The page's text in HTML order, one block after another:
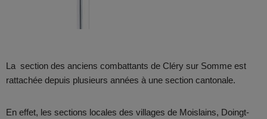
La section des anciens combattants de Cléry sur Somme est
rattachée depuis plusieurs années à une section cantonale.
En effet, les sections locales des villages de Moislains, Doingt-